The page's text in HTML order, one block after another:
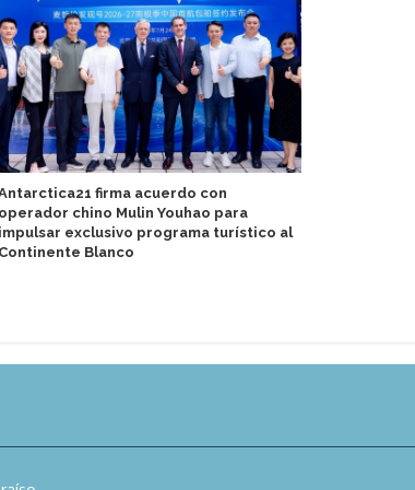
firma acuerdo con
operador chino Mulin Youhao para
impulsar exclusivo programa turístico al
Continente Blanco